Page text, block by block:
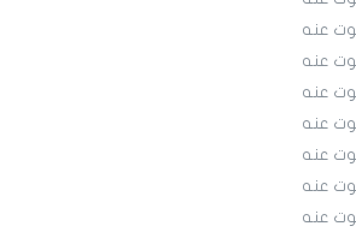
عنه
عنه
عنه
عنه
عنه
عنه
عنه